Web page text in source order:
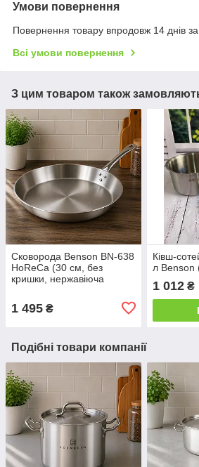
Умови повернення
Повернення товару впродовж 14 днів
Всі умови повернення
З цим товаром також
Сковорода Benson BN-638
HoReCa (30 см, без
кришки, нержавіюча
1 495 ₴
Ківш-
л Benson
1 012₴
Подібні товари компанії